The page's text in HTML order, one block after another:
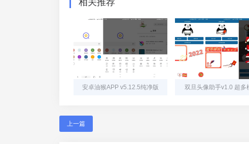
相关推荐
安卓油猴APP v5.12.5纯净版 双旦头像助手v1.0 超多
上一篇